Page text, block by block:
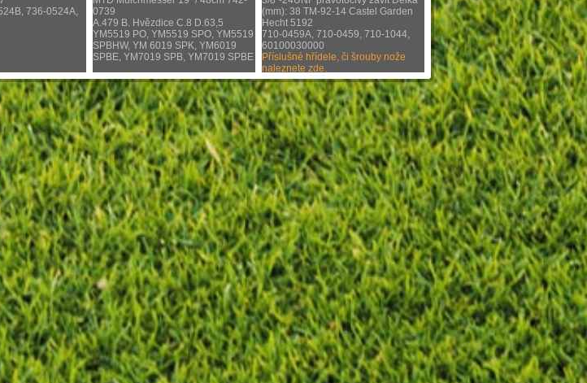
736-0524A,
0739
A.479 B. Hvězdice C.8 D.63,5
YM5519 PO, YM5519 SPO, YM5519
SPBHW, YM 6019 SPK, YM6019
SPBE, YM7019 SPB, YM7019 SPBE
(mm): 38 TM-92-14 Castel Garden
Hecht 5192
710-0459A, 710-0459, 710-1044,
60100030000
Příslušné hřídele, či šrouby nože
naleznete zde.